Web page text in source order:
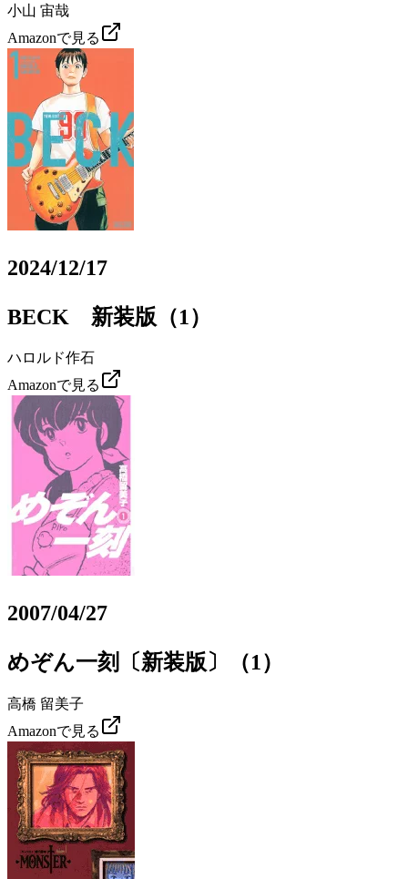
小山 宙哉
Amazonで見る
2024/12/17
BECK 新装版（1）
ハロルド作石
Amazonで見る
2007/04/27
めぞん一刻〔新装版〕（1）
高橋 留美子
Amazonで見る